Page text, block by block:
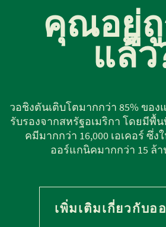
คุณอยู่
แล้ว
วอชิงตันเติบโตมากกว่า 85% ขอ
รับรองจากสหรัฐอเมริกา โดยมีพื้
คมีมากกว่า 16,000 เอเคอร์ ซึ่
ออร์แกนิคมากกว่า 15 ล้
เพิ่มเติมเกี่ยวกับอ